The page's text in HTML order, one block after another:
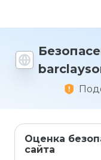
Оценка
сайта
этот
1 до 5?